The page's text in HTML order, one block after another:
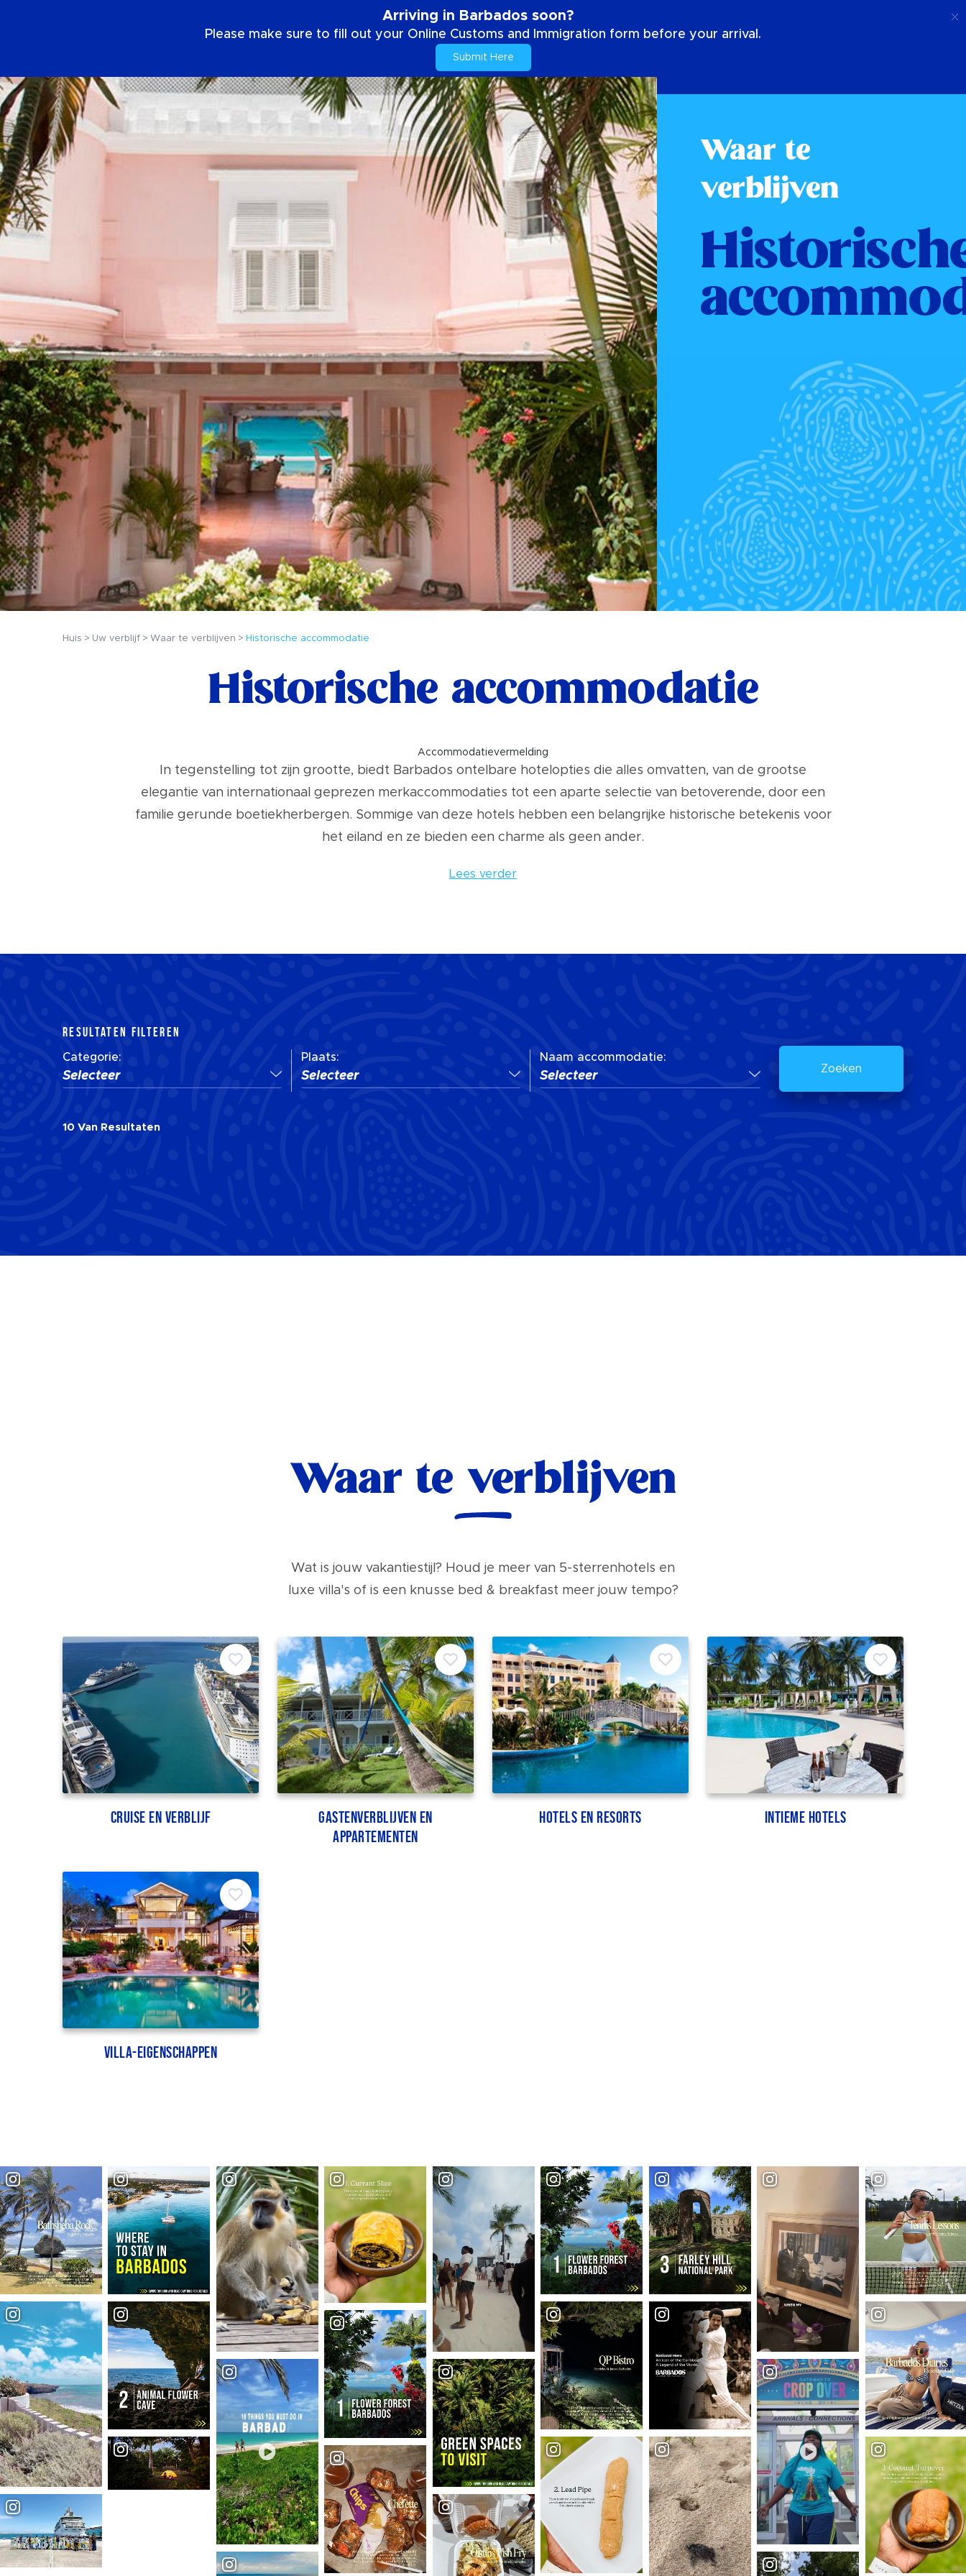
Arriving in Barbados soon?
Please make sure to fill out your Online Customs and Immigration form before your arrival.
Submit Here
Waar te
verblijven
Huis Uw verblijf Waar te verblijven Historische accommodatie
Historische accommodatie
Accommodatievermelding
In tegenstelling tot zijn grootte, biedt Barbados ontelbare hotelopties die alles omvatten, van de grootse
elegantie van internationaal geprezen merkaccommodaties tot een aparte selectie van betoverende, door een
familie gerunde boetiekherbergen. Sommige van deze hotels hebben een belangrijke historische betekenis voor
het eiland en ze bieden een charme als geen ander.
Lees verder
RESULTATEN FILTEREN
Categorie:
Selecteer
Plaats:
Selecteer
Naam accommodatie:
Selecteer
Zoeken
10 Van Resultaten
Waar te verblijven
Wat is jouw vakantiestijl? Houd je meer van 5-sterrenhotels en
luxe villa's of is een knusse bed & breakfast meer jouw tempo?
Cruise en verblijf
Gastenverblijven en
appartementen
Hotels en resorts Intieme hotels
Villa-eigenschappen